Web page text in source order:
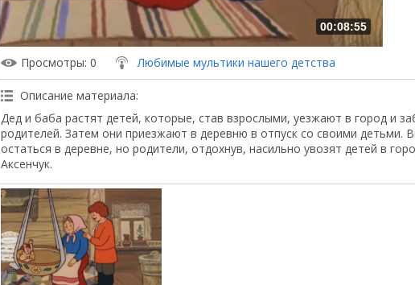
00:08:55
Просмотры: 0 Любимые мультики нашего детства
Описание материала:
Дед и баба растят детей, которые, став взрослыми, уезжают в город и
родителей. Затем они приезжают в деревню в отпуск со своими детьми.
остаться в деревне, но родители, отдохнув, насильно увозят детей в
Аксенчук.